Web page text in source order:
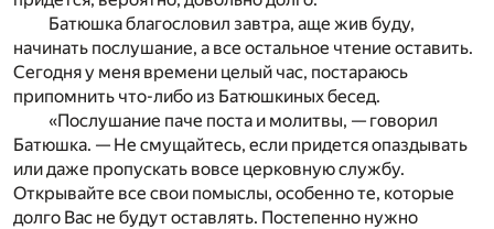
Батюшка благословил завтра, аще жив буду,
начинать послушание, а все остальное чтение оставить.
Сегодня у меня времени целый час, постараюсь
припомнить что-либо из Батюшкиных бесед.
«Послушание паче поста и молитвы, — говорил
Батюшка. — Не смущайтесь, если придется опаздывать
или даже пропускать вовсе церковную службу.
Открывайте все свои помыслы, особенно те, которые
долго Вас не будут оставлять. Постепенно нужно